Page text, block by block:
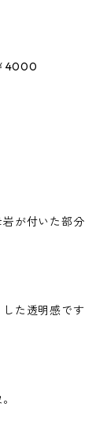
4000
が付いた部分
た透明感です